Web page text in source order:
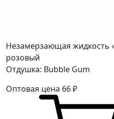
Незамерзающая жидкость
розовый
Отдушка: Bubble Gum
Оптовая цена 66₽